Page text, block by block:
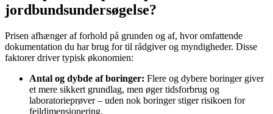
jordbundsundersøgelse?
Prisen afhænger af forhold på grunden og af, hvor omfattende
dokumentation du har brug for til rådgiver og myndigheder. Disse
faktorer driver typisk økonomien:
Antal og dybde af boringer: Flere og dybere boringer giver
et mere sikkert grundlag, men øger tidsforbrug og
laboratorieprøver – uden nok boringer stiger risikoen for
fejldimensionering.